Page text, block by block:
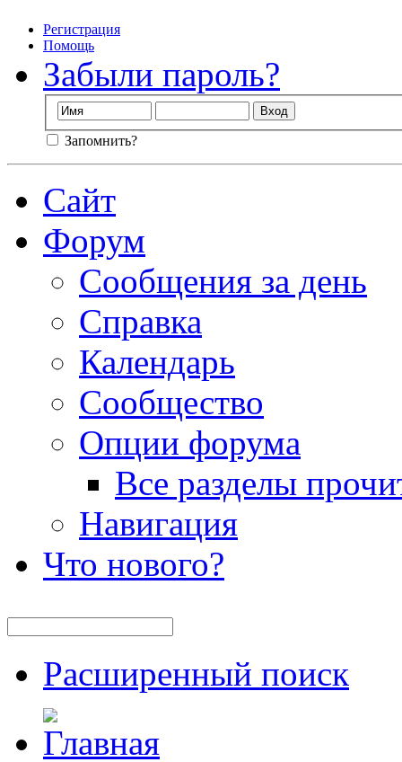
Регистрация
Помощь
Забыли пароль?
Запомнить?
Сайт
Форум
Сообщения за день
Справка
Календарь
Сообщество
Опции форума
Все разделы
Навигация
Что нового?
Расширенный поиск